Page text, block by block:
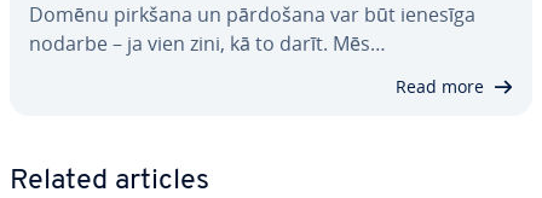
Domēnu pirkšana un pārdošana var būt ienesīga
nodarbe – ja vien zini, kā to darīt. Mēs…
Read more
Related articles